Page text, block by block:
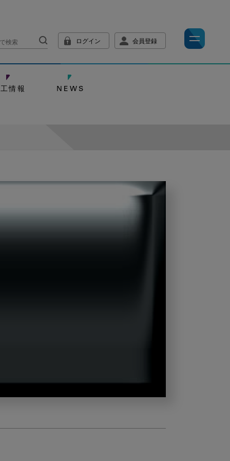
ログイン 会員登録
情報 NEWS